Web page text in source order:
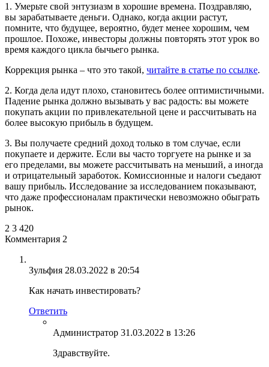
1. Умерьте свой энтузиазм в хорошие времена. Поздравляю,
вы зарабатываете деньги. Однако, когда акции растут,
помните, что будущее, вероятно, будет менее хорошим, чем
прошлое. Похоже, инвесторы должны повторять этот урок во
время каждого цикла бычьего рынка.
Коррекция рынка – что это такой, читайте в статье по ссылке.
2. Когда дела идут плохо, становитесь более оптимистичными.
Падение рынка должно вызывать у вас радость: вы можете
покупать акции по привлекательной цене и рассчитывать на
более высокую прибыль в будущем.
3. Вы получаете средний доход только в том случае, если
покупаете и держите. Если вы часто торгуете на рынке и за
его пределами, вы можете рассчитывать на меньший, а иногда
и отрицательный заработок. Комиссионные и налоги съедают
вашу прибыль. Исследование за исследованием показывают,
что даже профессионалам практически невозможно обыграть
рынок.
2 3 420
Комментария 2
Зульфия 28.03.2022 в 20:54
Как начать инвестировать?
Ответить
Администратор 31.03.2022 в 13:26
Здравствуйте.